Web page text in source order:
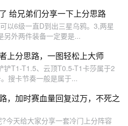
给兄弟们分享一下上分思路
以6级一直D到出三星乌鸦。3,两星
另外两件装备一定要是...
上分思路，一图轻松上大师
铲T1-T1.5、云顶T0.5-T1卡莎属于2
搜卡节奏一般是属于...
，加时赛血量回复过万，不死之
今天给大家分享一套冷门上分阵容